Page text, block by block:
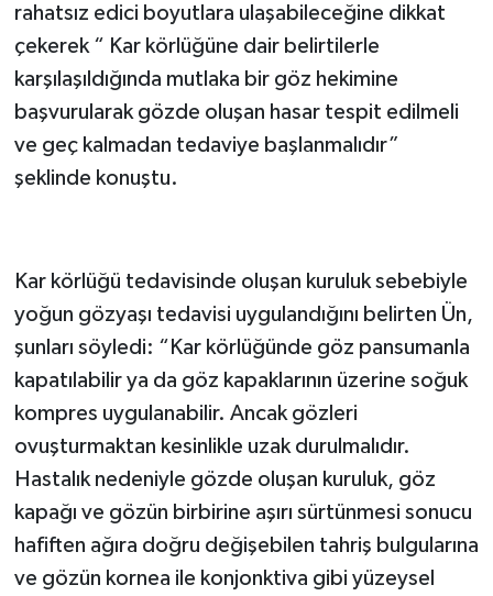
rahatsız edici boyutlara ulaşabileceğine dikkat
çekerek “ Kar körlüğüne dair belirtilerle
karşılaşıldığında mutlaka bir göz hekimine
başvurularak gözde oluşan hasar tespit edilmeli
ve geç kalmadan tedaviye başlanmalıdır”
şeklinde konuştu.
Kar körlüğü tedavisinde oluşan kuruluk sebebiyle
yoğun gözyaşı tedavisi uygulandığını belirten Ün,
şunları söyledi: “Kar körlüğünde göz pansumanla
kapatılabilir ya da göz kapaklarının üzerine soğuk
kompres uygulanabilir. Ancak gözleri
ovuşturmaktan kesinlikle uzak durulmalıdır.
Hastalık nedeniyle gözde oluşan kuruluk, göz
kapağı ve gözün birbirine aşırı sürtünmesi sonucu
hafiften ağıra doğru değişebilen tahriş bulgularına
ve gözün kornea ile konjonktiva gibi yüzeysel